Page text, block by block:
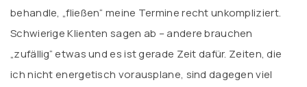
behandle, „fließen“ meine Termine recht unkompliziert.
Schwierige Klienten sagen ab – andere brauchen
„zufällig“ etwas und es ist gerade Zeit dafür. Zeiten, die
ich nicht energetisch vorausplane, sind dagegen viel